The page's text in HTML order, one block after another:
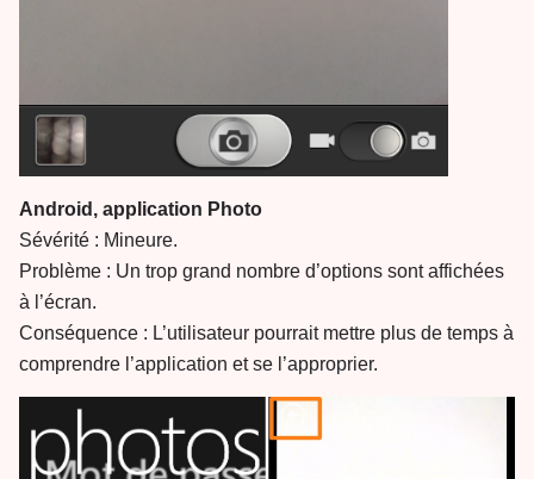
Android, application Photo
Sévérité : Mineure.
Problème : Un trop grand nombre d’options sont affichées
à l’écran.
Conséquence : L’utilisateur pourrait mettre plus de temps à
comprendre l’application et se l’approprier.